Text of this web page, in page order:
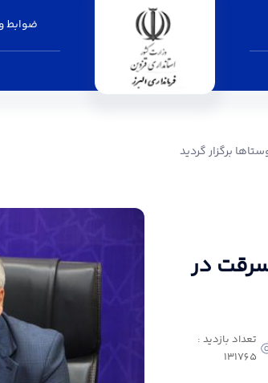
ضوابط
برگزار گردید
در
تعداد بازدید :
131765